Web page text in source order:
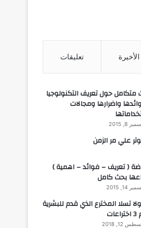
الأخيرة تعليقات
متكامل حول تعريف التكنولوجيا
واضرارها ومجالات
8, 2015
علي مر الزمن
( تعريف – فوائد – اهمية )
بحث كامل
14, 2015
تسلا المخترع الذي قدم للبشرية
12, 2018